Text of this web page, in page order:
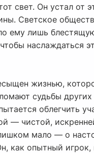
свет. Он устал от
Светское
ему лишь
наслаждаться
жизнью,
судьбы
облегчить
— чистой,
мало — о
как опытный